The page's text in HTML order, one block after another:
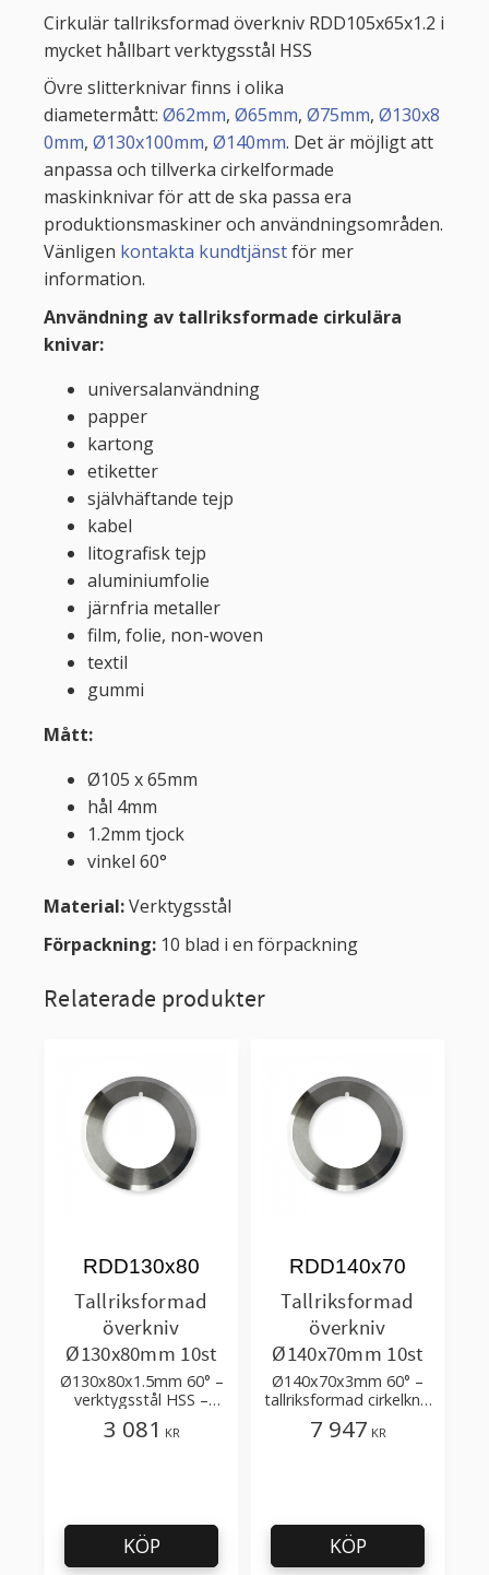
Cirkulär tallriksformad överkniv RDD105x65x1.2 i
mycket hållbart verktygsstål HSS
Övre slitterknivar finns i olika
diametermått: Ø62mm, Ø65mm, Ø75mm, Ø130x8
0mm, Ø130x100mm, Ø140mm. Det är möjligt att
anpassa och tillverka cirkelformade
maskinknivar för att de ska passa era
produktionsmaskiner och användningsområden.
Vänligen kontakta kundtjänstför mer
information.
Användning av tallriksformade cirkulära
knivar:
universalanvändning
papper
kartong
etiketter
självhäftande tejp
kabel
litografisk tejp
aluminiumfolie
järnfria metaller
film, folie, non-woven
textil
gummi
Mått:
Ø105 x 65mm
hål 4mm
1.2mm tjock
vinkel 60°
Material:Verktygsstål
Förpackning: 10 blad i en förpackning
Relaterade produkter
Tallriksformad
överkniv
Ø130x80mm 10st
Ø130x80x1.5mm 60° –
verktygsstål HSS –
ensidig dubbelslipning
RDD130x80
3 081 KR
KÖP
Tallriksformad
överkniv
Ø140x70mm 10st
Ø140x70x3mm 60° –
tallriksformad cirkelkniv
i verktygsstål HSS -
ensidig dubbelslipning
RDD140x70
7 947 KR
KÖP